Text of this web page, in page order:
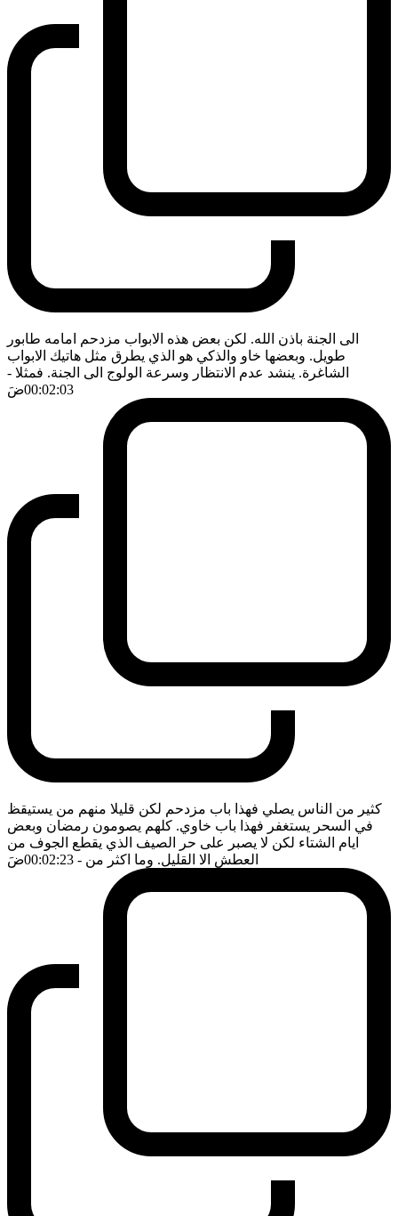
الى الجنة باذن الله. لكن بعض هذه الابواب مزدحم امامه طابور
طويل. وبعضها خاو والذكي هو الذي يطرق مثل هاتيك الابواب
الشاغرة. ينشد عدم الانتظار وسرعة الولوج الى الجنة. فمثلا -
00:02:03ضَ
كثير من الناس يصلي فهذا باب مزدحم لكن قليلا منهم من يستيقظ
في السحر يستغفر فهذا باب خاوي. كلهم يصومون رمضان وبعض
ايام الشتاء لكن لا يصبر على حر الصيف الذي يقطع الجوف من
العطش الا القليل. وما اكثر من - 00:02:23 ضَ